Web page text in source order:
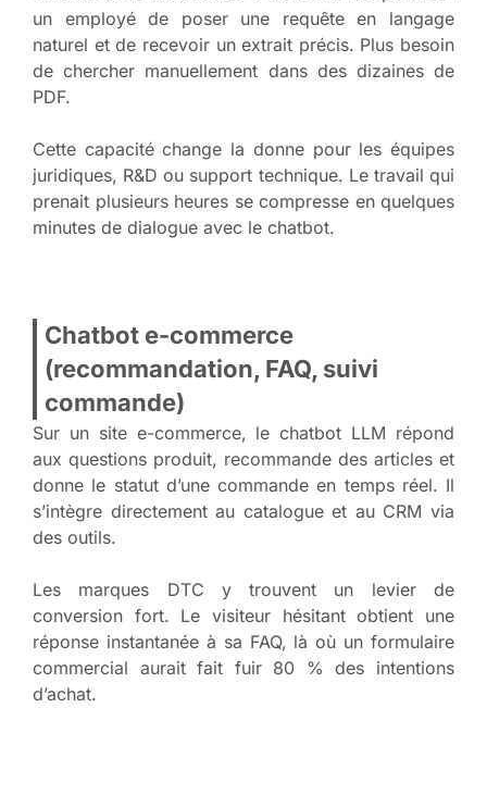
un employé de poser une requête en langage
naturel et de recevoir un extrait précis. Plus besoin
de chercher manuellement dans des dizaines de
PDF.
Cette capacité change la donne pour les équipes
juridiques, R&D ou support technique. Le travail qui
prenait plusieurs heures se compresse en quelques
minutes de dialogue avec le chatbot.
Chatbot e-commerce
(recommandation, FAQ, suivi
commande)
Sur un site e-commerce, le chatbot LLM répond
aux questions produit, recommande des articles et
donne le statut d’une commande en temps réel. Il
s’intègre directement au catalogue et au CRM via
des outils.
Les marques DTC y trouvent un levier de
conversion fort. Le visiteur hésitant obtient une
réponse instantanée à sa FAQ, là où un formulaire
commercial aurait fait fuir 80 % des intentions
d’achat.